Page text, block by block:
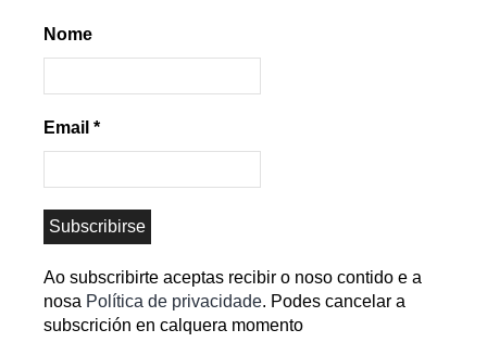
Nome
Email *
Ao subscribirte aceptas recibir o noso contido e a
nosa Política de privacidade. Podes cancelar a
subscrición en calquera momento